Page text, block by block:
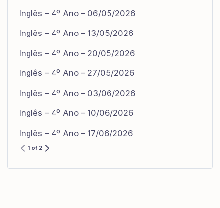
Inglês – 4º Ano – 06/05/2026
Inglês – 4º Ano – 13/05/2026
Inglês – 4º Ano – 20/05/2026
Inglês – 4º Ano – 27/05/2026
Inglês – 4º Ano – 03/06/2026
Inglês – 4º Ano – 10/06/2026
Inglês – 4º Ano – 17/06/2026
1 of 2